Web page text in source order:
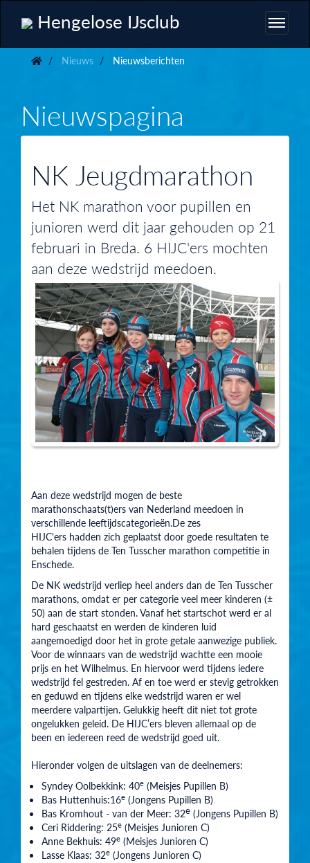
Hengelose IJsclub
Nieuws Nieuwsberichten
Nieuwspagina
NK Jeugdmarathon
Het NK marathon voor pupillen en
junioren werd dit jaar gehouden op 21
februari in Breda. 6 HIJC'ers mochten
aan deze wedstrijd meedoen.
Aan deze wedstrijd mogen de beste
marathonschaats(t)ers van Nederland meedoen in
verschillende leeftijdscategorieën.De zes
HIJC'ers hadden zich geplaatst door goede resultaten te
behalen tijdens de Ten Tusscher marathon competitie in
Enschede.
De NK wedstrijd verliep heel anders dan de Ten Tusscher
marathons, omdat er per categorie veel meer kinderen (±
50) aan de start stonden. Vanaf het startschot werd er al
hard geschaatst en werden de kinderen luid
aangemoedigd door het in grote getale aanwezige publiek.
Voor de winnaars van de wedstrijd wachtte een mooie
prijs en het Wilhelmus. En hiervoor werd tijdens iedere
wedstrijd fel gestreden. Af en toe werd er stevig getrokken
en geduwd en tijdens elke wedstrijd waren er wel
meerdere valpartijen. Gelukkig heeft dit niet tot grote
ongelukken geleid. De HIJC’ers bleven allemaal op de
been en iedereen reed de wedstrijd goed uit.
Hieronder volgen de uitslagen van de deelnemers:
Syndey Oolbekkink: 40e (Meisjes Pupillen B)
Bas Huttenhuis:16e (Jongens Pupillen B)
Bas Kromhout - van der Meer: 32e (Jongens Pupillen B)
Ceri Riddering: 25e (Meisjes Junioren C)
Anne Bekhuis: 49e (Meisjes Junioren C)
Lasse Klaas: 32e (Jongens Junioren C)